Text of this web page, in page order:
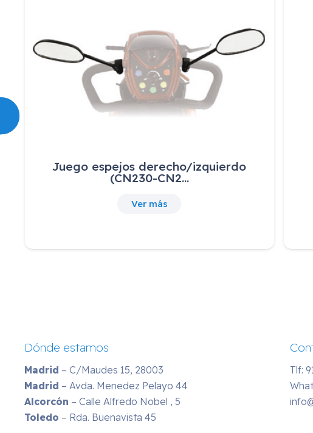
Juego espejos derecho/izquierdo
(CN230-CN2…
Ver más
Dónde estamos
Madrid – C/Maudes 15, 28003
Madrid – Avda. Menedez Pelayo 44
Alcorcón – Calle Alfredo Nobel , 5
Toledo – Rda. Buenavista 45
Tlf: